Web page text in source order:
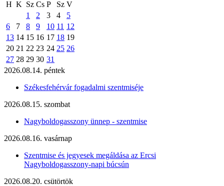
H K Sz Cs P Sz V
1
2 3 4
5
6
7 8 9 10 11 12
13 14 15 16 17 18 19
20 21 22 23 24 25 26
27 28 29 30 31
2026.08.14. péntek
Székesfehérvár fogadalmi szentmiséje
2026.08.15. szombat
Nagyboldogasszony ünnep - szentmise
2026.08.16. vasárnap
Szentmise és jegyesek megáldása az Ercsi
Nagyboldogasszony-napi búcsún
2026.08.20. csütörtök